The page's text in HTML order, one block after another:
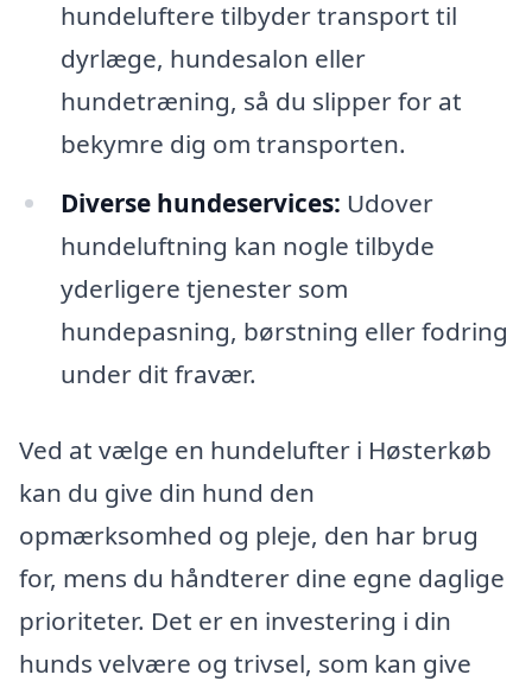
hundeluftere tilbyder transport til
dyrlæge, hundesalon eller
hundetræning, så du slipper for at
bekymre dig om transporten.
Diverse hundeservices: Udover
hundeluftning kan nogle tilbyde
yderligere tjenester som
hundepasning, børstning eller fodring
under dit fravær.
Ved at vælge en hundelufter i Høsterkøb
kan du give din hund den
opmærksomhed og pleje, den har brug
for, mens du håndterer dine egne daglige
prioriteter. Det er en investering i din
hunds velvære og trivsel, som kan give